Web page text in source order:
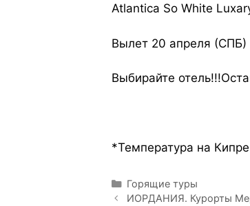
Atlantica So White
Вылет 20 апреля (СПБ)
Выбирайте
*Температура на
Горящие туры
ИОРДАНИЯ. Курорты